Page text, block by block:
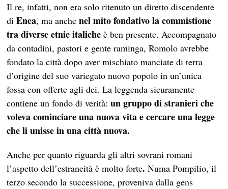
Il re, infatti, non era solo ritenuto un diretto discendente
diEnea, ma anchenel mito fondativo la commistione
tra diverse etnie italiche è ben presente. Accompagnato
da contadini, pastori e gente raminga, Romolo avrebbe
fondato la città dopo aver mischiato manciate di terra
d’origine del suo variegato nuovo popolo in un’unica
fossa con offerte agli dei. La leggenda sicuramente
contiene un fondo di verità:un gruppo di stranieri che
voleva cominciare una nuova vita e cercare una legge
che li unisse in una città nuova.
Anche per quanto riguarda gli altri sovrani romani
l’aspetto dell’estraneità è molto forte.Numa Pompilio, il
terzo secondo la successione, proveniva dalla gens